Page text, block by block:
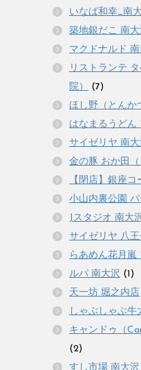
いなば和幸_南
築地銀だこ 南大
マクドナルド
リストランテ
院）
(7)
ほし野（とんか
はなまるうどん
サイゼリヤ 南
金の豚 おか田（
【閉店】銀座
小山内裏公園
Jスタジオ 南大
サイゼリヤ 八
らあめん花月嵐
ルパ 南大沢 (1)
天一坊 堀之内店
しゃぶしゃぶ
キャンドゥ（
(2)
すし市場 南大沢